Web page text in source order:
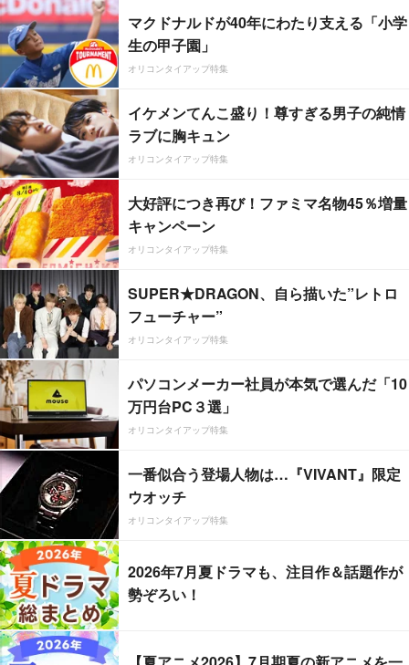
マクドナルドが40年にわたり支える「小学
生の甲子園」
オリコンタイアップ特集
イケメンてんこ盛り！尊すぎる男子の純情
ラブに胸キュン
オリコンタイアップ特集
大好評につき再び！ファミマ名物45％増量
キャンペーン
オリコンタイアップ特集
SUPER★DRAGON、自ら描いた”レトロ
フューチャー”
オリコンタイアップ特集
パソコンメーカー社員が本気で選んだ「10
万円台PC３選」
オリコンタイアップ特集
一番似合う登場人物は…『VIVANT』限定
ウオッチ
オリコンタイアップ特集
2026年7月夏ドラマも、注目作＆話題作が
勢ぞろい！